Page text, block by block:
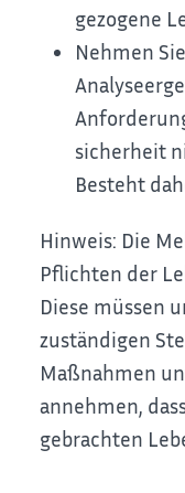
gezogene
Nehmen
sicherheit
Besteht
Hinweis: Die
Pflichten der
Diese müssen
zuständigen
Maßnahmen
annehmen,
gebrachten